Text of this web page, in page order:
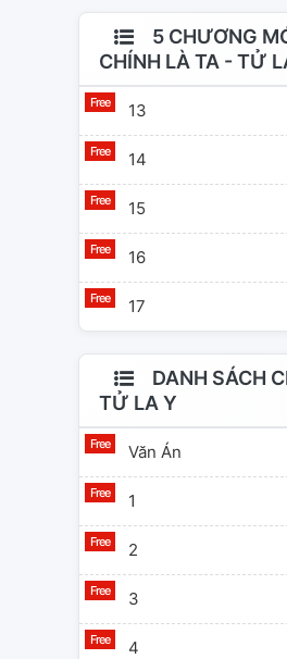
5 CHƯƠNG
CHÍNH LÀ TA - TỬ
13
14
15
16
17
DANH SÁCH
TỬ LA Y
Văn Án
1
2
3
4